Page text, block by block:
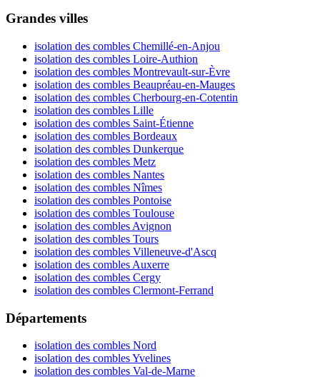
Grandes villes
isolation des combles Chemillé-en-Anjou
isolation des combles Loire-Authion
isolation des combles Montrevault-sur-Èvre
isolation des combles Beaupréau-en-Mauges
isolation des combles Cherbourg-en-Cotentin
isolation des combles Lille
isolation des combles Saint-Étienne
isolation des combles Bordeaux
isolation des combles Dunkerque
isolation des combles Metz
isolation des combles Nantes
isolation des combles Nîmes
isolation des combles Pontoise
isolation des combles Toulouse
isolation des combles Avignon
isolation des combles Tours
isolation des combles Villeneuve-d'Ascq
isolation des combles Auxerre
isolation des combles Cergy
isolation des combles Clermont-Ferrand
Départements
isolation des combles Nord
isolation des combles Yvelines
isolation des combles Val-de-Marne